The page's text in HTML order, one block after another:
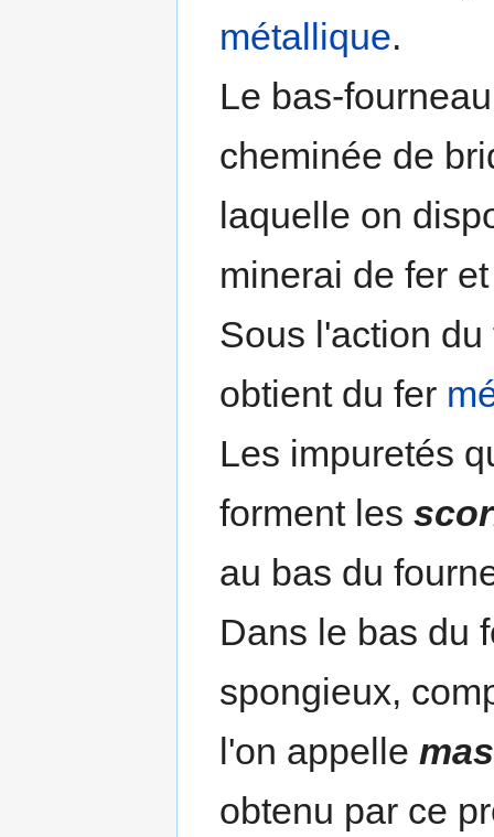
métallique.
Le bas-
cheminée de
laquelle on
minerai de fer
Sous l'action
obtient du fer
Les impuretés
forment les
au bas du
Dans le bas du
spongieux,
l'on appelle
obtenu par ce